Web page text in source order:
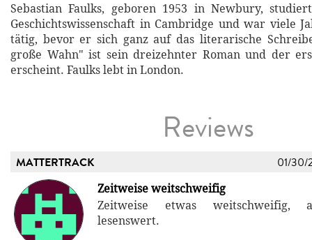
Sebastian Faulks, geboren 1953 in Newbury,
Geschichtswissenschaft in Cambridge und war viele
tätig, bevor er sich ganz auf das literarische
große Wahn" ist sein dreizehnter Roman und der
erscheint. Faulks lebt in London.
Reviews
MATTERTRACK 01/30/
Zeitweise weitschweifig
Zeitweise etwas weitschweifig,
lesenswert.